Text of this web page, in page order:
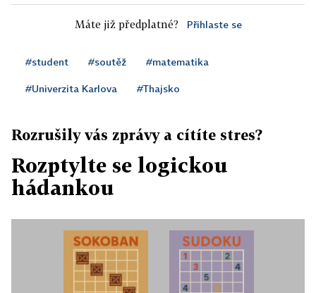
Máte již předplatné? Přihlaste se
#student #soutěž #matematika
#Univerzita Karlova #Thajsko
Rozrušily vás zprávy a cítíte stres?
Rozptylte se logickou
hádankou